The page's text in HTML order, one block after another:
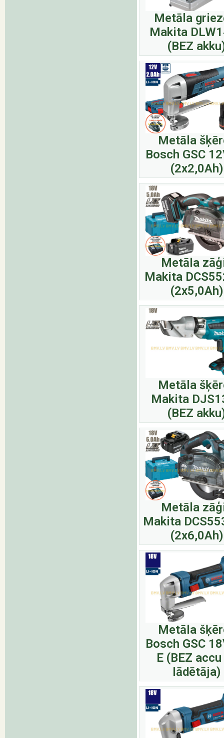
Metāla
Makita
(BEZ
Metāla
Bosch GSC
(2x2,0Ah)
Metāla
Makita
(2x5,0Ah)
Metāla
Makita
(BEZ
Metāla
Makita
(2x6,0Ah)
Metāla
Bosch GSC
E (BEZ
lādētāja)